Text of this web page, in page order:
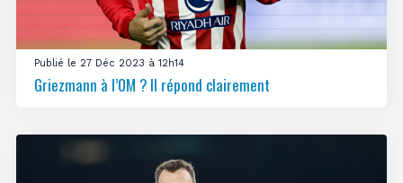
Publié le 27 Déc 2023 à 12h14
Griezmann à l’OM ? Il répond clairement